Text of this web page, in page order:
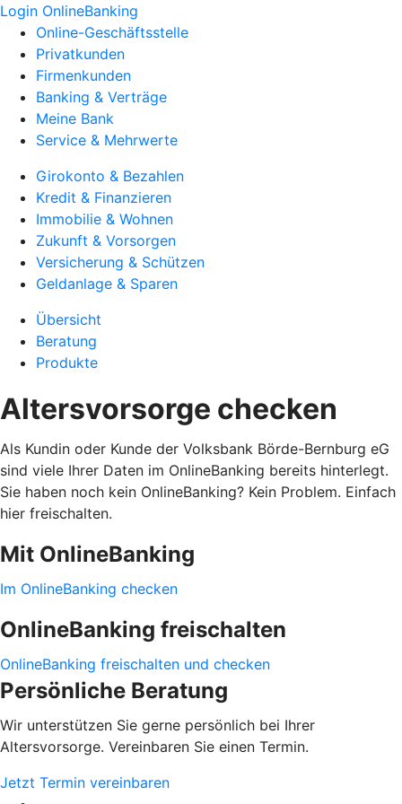
Login OnlineBanking
Online-Geschäftsstelle
Privatkunden
Firmenkunden
Banking & Verträge
Meine Bank
Service & Mehrwerte
Girokonto & Bezahlen
Kredit & Finanzieren
Immobilie & Wohnen
Zukunft & Vorsorgen
Versicherung & Schützen
Geldanlage & Sparen
Übersicht
Beratung
Produkte
Altersvorsorge checken
Als Kundin oder Kunde der Volksbank Börde-Bernburg eG
sind viele Ihrer Daten im OnlineBanking bereits hinterlegt.
Sie haben noch kein OnlineBanking? Kein Problem. Einfach
hier freischalten.
Mit OnlineBanking
Im OnlineBanking checken
OnlineBanking freischalten
OnlineBanking freischalten und checken
Persönliche Beratung
Wir unterstützen Sie gerne persönlich bei Ihrer
Altersvorsorge. Vereinbaren Sie einen Termin.
Jetzt Termin vereinbaren